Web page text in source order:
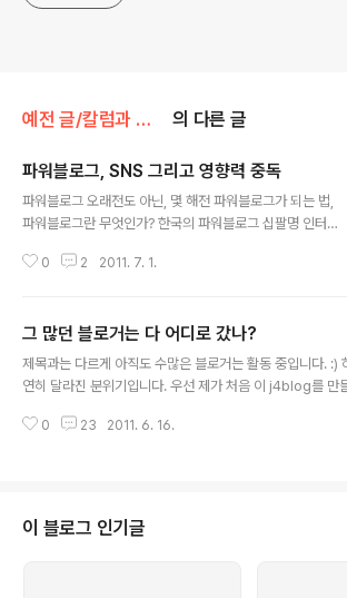
예전 글/칼럼과 단상 의 다른 글
파워블로그, SNS 그리고 영향력 중독
파워블로그 오래전도 아닌, 몇 해전 파워블로그가 되는 법,
파워블로그란 무엇인가? 한국의 파워블로그 십팔명 인터
세게 불었던 적이 있었습니다.(그게 언제였냐~;;) 블로그를
습니다. 그 영향력이라는 것이 참 대단해서, 블로거'기자'랍
시고 선거 유세 중인 후보들 진영에 가서 내밀한 내용도 얻
을 수 있었고, 식당에 가서 사진 몇 장 찍고 자신의 블로그
트위터나 페이스북을 위시한 SNS 붐이 한창입니다. 이제
0 2 2011. 7. 1.
그 많던 블로거는 다 어디로 갔나?
제목과는 다르게 아직도 수많은 블로거는 활동 중입니다. :)
연히 달라진 분위기입니다. 우선 제가 처음 이 j4blog를 만
전년도에 비해 엄청나게 늘어났고 메타블로그들도 급성장했
마이크로 블로그가 그 세력을 확장하면서 상대적으로 블로그
것 같습니다. 사실 트위터 등을 사용하는 이들은 기존 블로거
0 23 2011. 6. 16.
이 블로그 인기글